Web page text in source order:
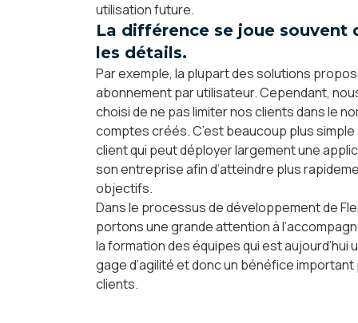
utilisation future.
La différence se joue souvent
les détails.
Par exemple, la plupart des solutions
abonnement par utilisateur. Cependant,
choisi de ne pas limiter nos clients dans le
comptes créés. C’est beaucoup plus
client qui peut déployer largement une
son entreprise afin d’atteindre plus
objectifs.
Dans le processus de développement de
portons une grande attention à
la formation des équipes qui est aujourd’hui
gage d’agilité et donc un bénéfice
clients.